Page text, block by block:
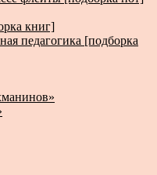
книг]
педагогика [подборка